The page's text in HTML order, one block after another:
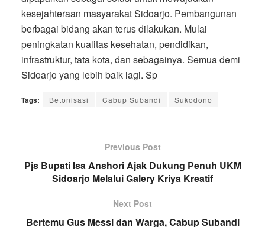
kesejahteraan masyarakat Sidoarjo. Pembangunan
berbagai bidang akan terus dilakukan. Mulai
peningkatan kualitas kesehatan, pendidikan,
infrastruktur, tata kota, dan sebagainya. Semua demi
Sidoarjo yang lebih baik lagi. Sp
Tags: Betonisasi Cabup Subandi Sukodono
Previous Post
Pjs Bupati Isa Anshori Ajak Dukung Penuh UKM
Sidoarjo Melalui Galery Kriya Kreatif
Next Post
Bertemu Gus Messi dan Warga, Cabup Subandi